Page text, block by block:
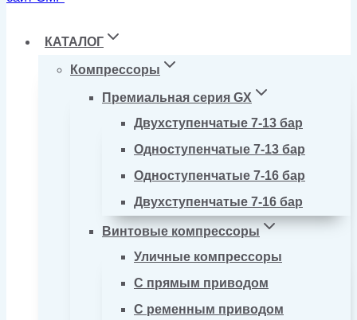
КАТАЛОГ
Компрессоры
Премиальная серия GX
Двухступенчатые 7-13 бар
Одноступенчатые 7-13 бар
Одноступенчатые 7-16 бар
Двухступенчатые 7-16 бар
Винтовые компрессоры
Уличные компрессоры
С прямым приводом
С ременным приводом